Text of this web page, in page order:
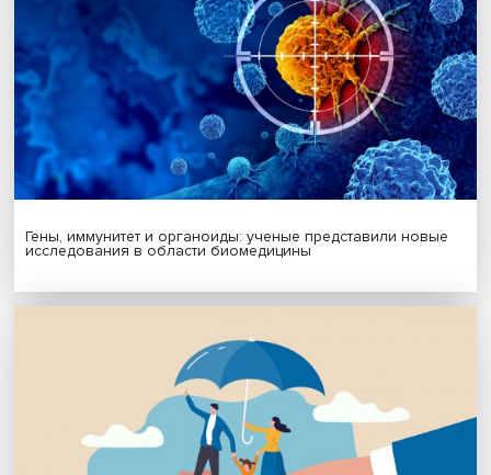
МАТЕРИАЛЫ ВЫПУСКА